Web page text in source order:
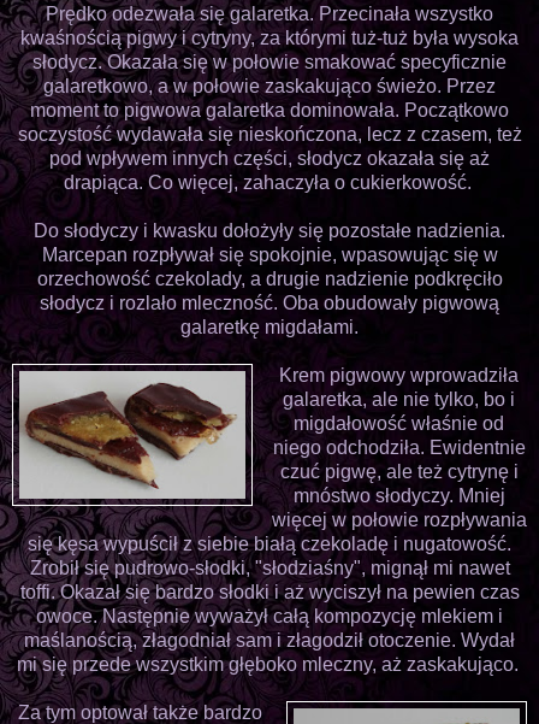
Prędko odezwała się galaretka. Przecinała wszystko
kwaśnością pigwy i cytryny, za którymi tuż-tuż była wysoka
słodycz. Okazała się w połowie smakować specyficznie
galaretkowo, a w połowie zaskakująco świeżo. Przez
moment to pigwowa galaretka dominowała. Początkowo
soczystość wydawała się nieskończona, lecz z czasem, też
pod wpływem innych części, słodycz okazała się aż
drapiąca. Co więcej, zahaczyła o cukierkowość.
Do słodyczy i kwasku dołożyły się pozostałe nadzienia.
Marcepan rozpływał się spokojnie, wpasowując się w
orzechowość czekolady, a drugie nadzienie podkręciło
słodycz i rozlało mleczność. Oba obudowały pigwową
galaretkę migdałami.
Krem pigwowy wprowadziła
galaretka, ale nie tylko, bo i
migdałowość właśnie od
niego odchodziła. Ewidentnie
czuć pigwę, ale też cytrynę i
mnóstwo słodyczy. Mniej
więcej w połowie rozpływania
się kęsa wypuścił z siebie białą czekoladę i nugatowość.
Zrobił się pudrowo-słodki, "słodziaśny", mignął mi nawet
toffi. Okazał się bardzo słodki i aż wyciszył na pewien czas
owoce. Następnie wyważył całą kompozycję mlekiem i
maślanością, złagodniał sam i złagodził otoczenie. Wydał
mi się przede wszystkim głęboko mleczny, aż zaskakująco.
Za tym optował także bardzo